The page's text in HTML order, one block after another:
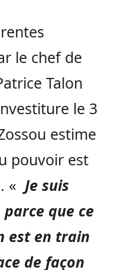
le chef de
Talon
le 3
estime
pouvoir est
« Je suis
que ce
est en train
de façon